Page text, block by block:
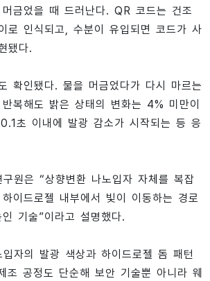
금었을 때 드러난다. QR 코드는 건조
로 인식되고, 수분이 유입되면 코드가 사
됐다.
확인됐다. 물을 머금었다가 다시 마르는
복해도 밝은 상태의 변화는 4% 미만이
초 이내에 발광 감소가 시작되는 등 응
원은 “상향변환 나노입자 자체를 복잡
이드로젤 내부에서 빛이 이동하는 경로
기술”이라고 설명했다.
자의 발광 색상과 하이드로젤 돔 패턴
조 공정도 단순해 보안 기술뿐 아니라 웨